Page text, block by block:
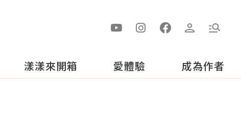
漾漾來開箱 愛體驗 成為作者